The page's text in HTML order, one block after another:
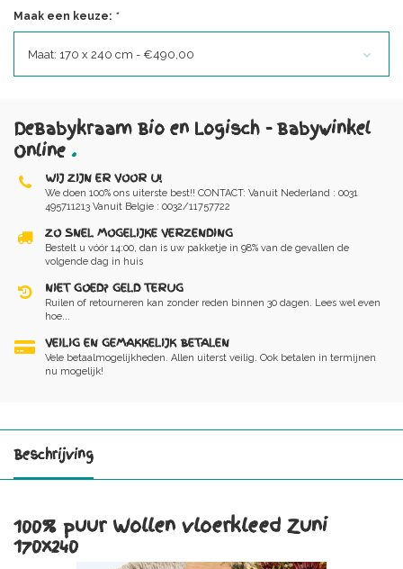
Maak een keuze: *
Maat: 170 x 240 cm - €490,00
DeBabykraam Bio en Logisch - Babywinkel
Online .
WIJ ZIJN ER VOOR U!
We doen 100% ons uiterste best!! CONTACT: Vanuit Nederland : 0031
495711213 Vanuit Belgie : 0032/11757722
ZO SNEL MOGELIJKE VERZENDING
Bestelt u vóór 14:00, dan is uw pakketje in 98% van de gevallen de
volgende dag in huis
NIET GOED? GELD TERUG
Ruilen of retourneren kan zonder reden binnen 30 dagen. Lees wel even
hoe...
VEILIG EN GEMAKKELIJK BETALEN
Vele betaalmogelijkheden. Allen uiterst veilig. Ook betalen in termijnen
nu mogelijk!
Beschrijving
100% puur Wollen vloerkleed Zuni
170x240